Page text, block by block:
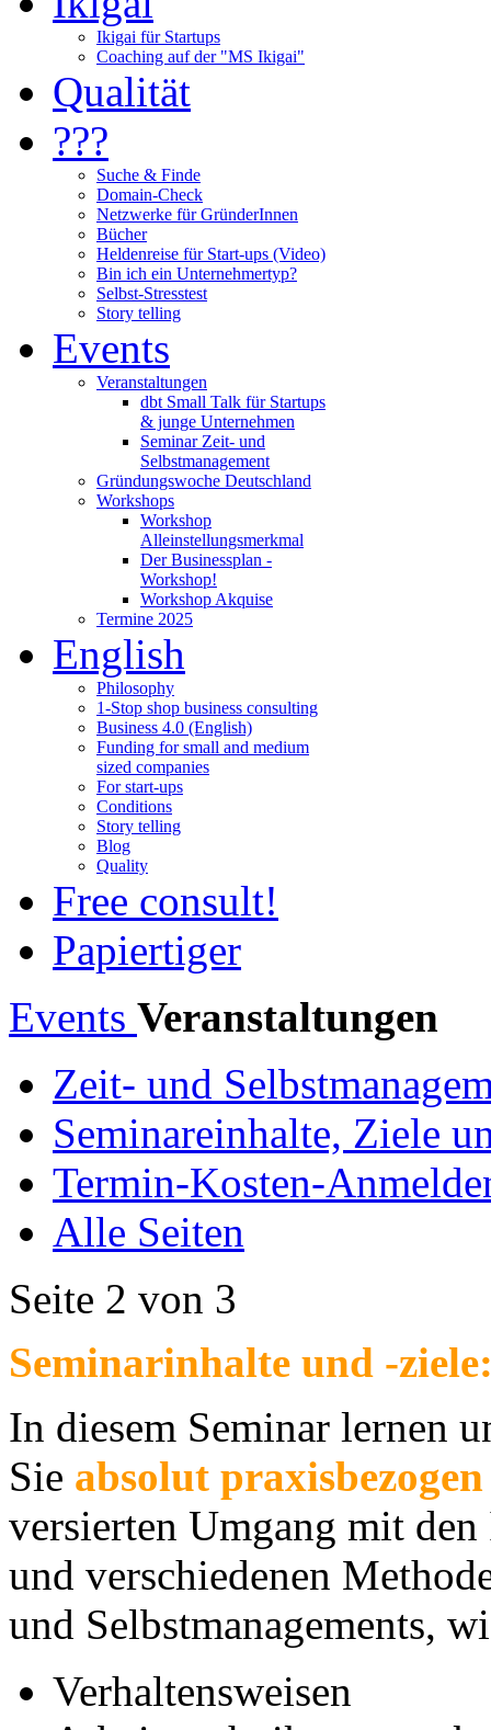
Ikigai für Startups
Coaching auf der "MS Ikigai"
Qualität
???
Suche & Finde
Domain-Check
Netzwerke für GründerInnen
Bücher
Heldenreise für Start-ups (Video)
Bin ich ein Unternehmertyp?
Selbst-Stresstest
Story telling
Events
Veranstaltungen
dbt Small Talk für Startups
& junge Unternehmen
Seminar Zeit- und
Selbstmanagement
Gründungswoche Deutschland
Workshops
Workshop
Alleinstellungsmerkmal
Der Businessplan -
Workshop!
Workshop Akquise
Termine 2025
English
Philosophy
1-Stop shop business consulting
Business 4.0 (English)
Funding for small and medium
sized companies
For start-ups
Conditions
Story telling
Blog
Quality
Free consult!
Papiertiger
Events Veranstaltungen
Zeit- und
Seminareinhalte, Ziele
Termin-Kosten-
Alle Seiten
Seite 2 von 3
Seminarinhalte und -
In diesem Seminar lernen
Sie absolut praxisbezogen
versierten Umgang mit
und verschiedenen
und Selbstmanagements,